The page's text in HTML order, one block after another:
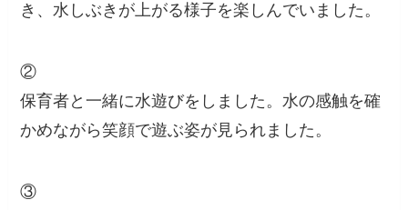
き、水しぶきが上がる様子を楽しんでいました。
②
保育者と一緒に水遊びをしました。水の感触を確
かめながら笑顔で遊ぶ姿が見られました。
③